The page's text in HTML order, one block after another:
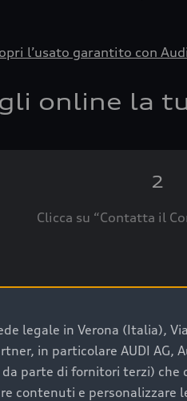
l’usato garantito con
online la
2
Clicca su “Contatta il
usata
legale in Verona (Italia),
in particolare AUDI
parte di fornitori terzi)
contenuti e